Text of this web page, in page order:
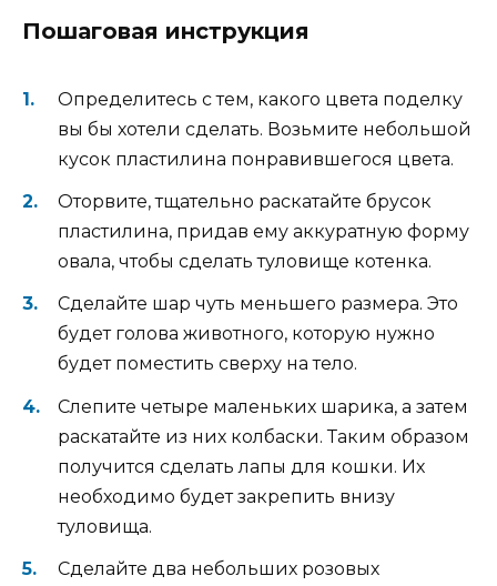
Пошаговая инструкция
Определитесь с тем, какого цвета поделку
вы бы хотели сделать. Возьмите небольшой
кусок пластилина понравившегося цвета.
Оторвите, тщательно раскатайте брусок
пластилина, придав ему аккуратную форму
овала, чтобы сделать туловище котенка.
Сделайте шар чуть меньшего размера. Это
будет голова животного, которую нужно
будет поместить сверху на тело.
Слепите четыре маленьких шарика, а затем
раскатайте из них колбаски. Таким образом
получится сделать лапы для кошки. Их
необходимо будет закрепить внизу
туловища.
Сделайте два небольших розовых